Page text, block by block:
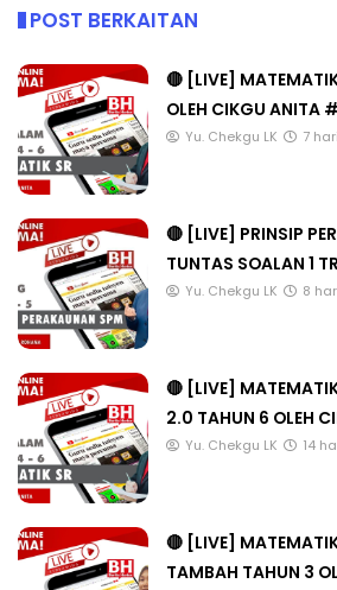
POST BERKAITAN
🔴 [LIVE]
OLEH CIKGU ANITA
Yu. Chekgu LK 7
🔴 [LIVE] PRINSIP
TUNTAS SOALAN 1
Yu. Chekgu LK 8
🔴 [LIVE]
2.0 TAHUN 6 OLEH
Yu. Chekgu LK 14
🔴 [LIVE]
TAMBAH TAHUN 3